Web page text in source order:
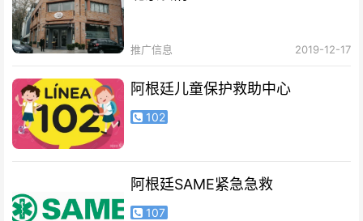
推广信息 2019-12-17
阿根廷儿童保护救助中心
102
阿根廷SAME紧急急救
107